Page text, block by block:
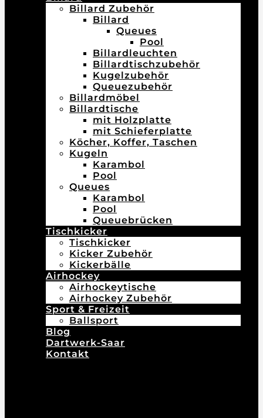
Billard Zubehör
Billard
Queues
Pool
Billardleuchten
Billardtischzubehör
Kugelzubehör
Queuezubehör
Billardmöbel
Billardtische
mit Holzplatte
mit Schieferplatte
Köcher, Koffer, Taschen
Kugeln
Karambol
Pool
Queues
Karambol
Pool
Queuebrücken
Tischkicker
Tischkicker
Kicker Zubehör
Kickerbälle
Airhockey
Airhockeytische
Airhockey Zubehör
Sport & Freizeit
Ballsport
Blog
Dartwerk-Saar
Kontakt